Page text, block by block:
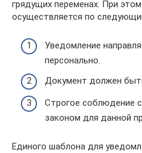
грядущих переменах. При
осуществляется по
Уведомление
персонально.
Документ должен
Строгое соблюдение
законом для данной
Единого шаблона для